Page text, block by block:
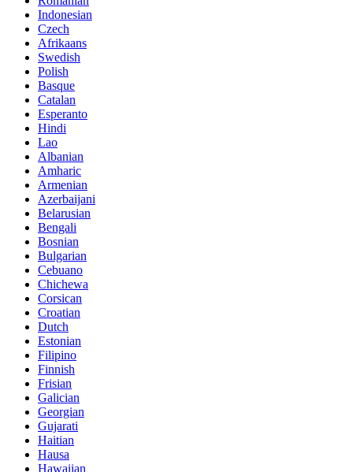
Indonesian
Czech
Afrikaans
Swedish
Polish
Basque
Catalan
Esperanto
Hindi
Lao
Albanian
Amharic
Armenian
Azerbaijani
Belarusian
Bengali
Bosnian
Bulgarian
Cebuano
Chichewa
Corsican
Croatian
Dutch
Estonian
Filipino
Finnish
Frisian
Galician
Georgian
Gujarati
Haitian
Hausa
Hawaiian